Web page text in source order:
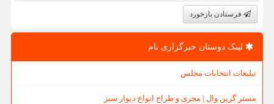
فرستادن بازخورد
لینک دوستان خبرگزاری نام
تبلیغات انتخابات مجلس
مستر گرین وال | مجری و طراح انواع دیوار سبز